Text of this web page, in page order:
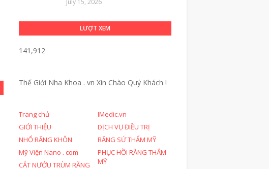
July 15, 2026
LƯỢT XEM
141,912
Thế Giới Nha Khoa . vn Xin Chào Quý Khách !
Trang chủ
IMedic.vn
GIỚI THIỆU
DỊCH VỤ ĐIỀU TRỊ
NHỔ RĂNG KHÔN
RĂNG SỨ THẨM MỸ
Mỹ Viện Nano . com
PHỤC HỒI RĂNG THẨM
MỸ
CẮT NƯỚU TRÙM RĂNG